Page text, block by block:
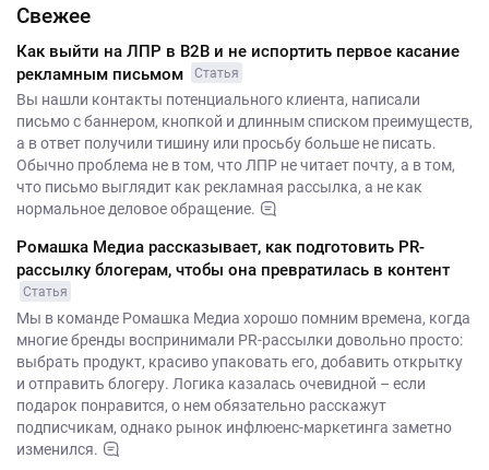
Свежее
Как выйти на ЛПР в B2B и не испортить первое касание
рекламным письмом
Статья
Вы нашли контакты потенциального клиента, написали
письмо с баннером, кнопкой и длинным списком преимуществ,
а в ответ получили тишину или просьбу больше не писать.
Обычно проблема не в том, что ЛПР не читает почту, а в том,
что письмо выглядит как рекламная рассылка, а не как
нормальное деловое обращение.
Ромашка Медиа рассказывает, как подготовить PR-
рассылку блогерам, чтобы она превратилась в контент
Статья
Мы в команде Ромашка Медиа хорошо помним времена, когда
многие бренды воспринимали PR-рассылки довольно просто:
выбрать продукт, красиво упаковать его, добавить открытку
и отправить блогеру. Логика казалась очевидной – если
подарок понравится, о нем обязательно расскажут
подписчикам, однако рынок инфлюенс-маркетинга заметно
изменился.